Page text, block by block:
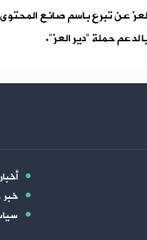
عن تبرع باسم صانع
لدعم حملة "دير العز".